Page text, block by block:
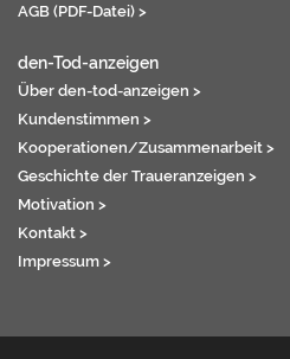
AGB (PDF-Datei) >
den-Tod-anzeigen
Über den-tod-anzeigen >
Kundenstimmen >
Kooperationen/Zusammenarbeit >
Geschichte der Traueranzeigen >
Motivation >
Kontakt >
Impressum >